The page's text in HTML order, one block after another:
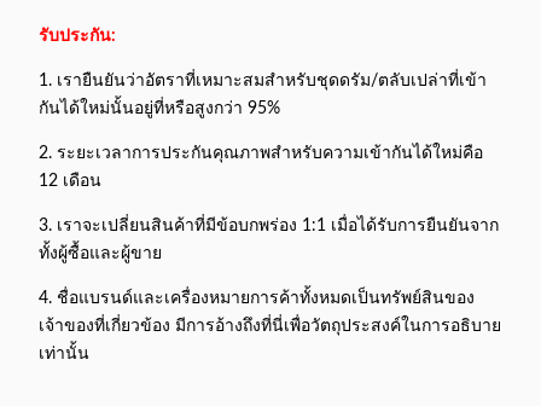
รับประกัน:
1. เรายืนยันว่าอัตราที่เหมาะสมสำหรับชุดดรัม/ตลับเปล่าที่เข้า
กันได้ใหม่นั้นอยู่ที่หรือสูงกว่า 95%
2. ระยะเวลาการประกันคุณภาพสำหรับความเข้ากันได้ใหม่คือ
12 เดือน
3. เราจะเปลี่ยนสินค้าที่มีข้อบกพร่อง 1:1 เมื่อได้รับการยืนยันจาก
ทั้งผู้ซื้อและผู้ขาย
4. ชื่อแบรนด์และเครื่องหมายการค้าทั้งหมดเป็นทรัพย์สินของ
เจ้าของที่เกี่ยวข้อง มีการอ้างถึงที่นี่เพื่อวัตถุประสงค์ในการอธิบาย
เท่านั้น